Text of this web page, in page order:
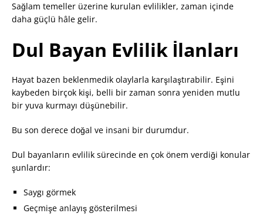
Sağlam temeller üzerine kurulan evlilikler, zaman içinde
daha güçlü hâle gelir.
Dul Bayan Evlilik İlanları
Hayat bazen beklenmedik olaylarla karşılaştırabilir. Eşini
kaybeden birçok kişi, belli bir zaman sonra yeniden mutlu
bir yuva kurmayı düşünebilir.
Bu son derece doğal ve insani bir durumdur.
Dul bayanların evlilik sürecinde en çok önem verdiği konular
şunlardır:
Saygı görmek
Geçmişe anlayış gösterilmesi